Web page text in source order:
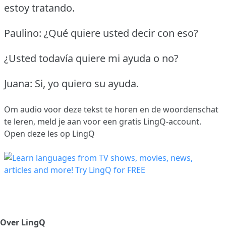
estoy tratando.
Paulino: ¿Qué quiere usted decir con eso?
¿Usted todavía quiere mi ayuda o no?
Juana: Si, yo quiero su ayuda.
Om audio voor deze tekst te horen en de woordenschat
te leren, meld je aan voor een gratis LingQ-account.
Open deze les op LingQ
Over LingQ